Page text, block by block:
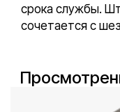
срока службы.
сочетается с